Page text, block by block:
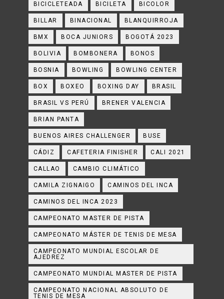
BICICLETEADA BICILETA BICOLOR
BILLAR BINACIONAL BLANQUIRROJA
BMX BOCA JUNIORS BOGOTÁ 2023
BOLIVIA BOMBONERA BONOS
BOSNIA BOWLING BOWLING CENTER
BOX BOXEO BOXING DAY BRASIL
BRASIL VS PERÚ BRENER VALENCIA
BRIAN PANTA
BUENOS AIRES CHALLENGER BUSE
CÁDIZ CAFETERIA FINISHER CALI 2021
CALLAO CAMBIO CLIMÁTICO
CAMILA ZIGNAIGO CAMINOS DEL INCA
CAMINOS DEL INCA 2023
CAMPEONATO MASTER DE PISTA
CAMPEONATO MÁSTER DE TENIS DE MESA
CAMPEONATO MUNDIAL ESCOLAR DE
AJEDREZ
CAMPEONATO MUNDIAL MASTER DE PISTA
CAMPEONATO NACIONAL ABSOLUTO DE
TENIS DE MESA